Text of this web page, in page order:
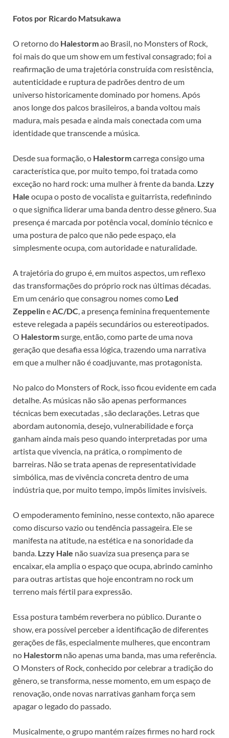
Fotos por Ricardo Matsukawa
O retorno do Halestormao Brasil, no Monsters of Rock,
foi mais do que um show em um festival consagrado; foi a
reafirmação de uma trajetória construída com resistência,
autenticidade e ruptura de padrões dentro de um
universo historicamente dominado por homens. Após
anos longe dos palcos brasileiros, a banda voltou mais
madura, mais pesada e ainda mais conectada com uma
identidade que transcende a música.
Desde sua formação, o Halestormcarrega consigo uma
característica que, por muito tempo, foi tratada como
exceção no hard rock: uma mulher à frente da banda. Lzzy
Hale ocupa o posto de vocalista e guitarrista, redefinindo
o que significa liderar uma banda dentro desse gênero. Sua
presença é marcada por potência vocal, domínio técnico e
uma postura de palco que não pede espaço, ela
simplesmente ocupa, com autoridade e naturalidade.
A trajetória do grupo é, em muitos aspectos, um reflexo
das transformações do próprio rock nas últimas décadas.
Em um cenário que consagrou nomes como Led
Zeppeline AC/DC , a presença feminina frequentemente
esteve relegada a papéis secundários ou estereotipados.
O Halestormsurge, então, como parte de uma nova
geração que desafia essa lógica, trazendo uma narrativa
em que a mulher não é coadjuvante, mas protagonista.
No palco do Monsters of Rock, isso ficou evidente em cada
detalhe. As músicas não são apenas performances
técnicas bem executadas , são declarações. Letras que
abordam autonomia, desejo, vulnerabilidade e força
ganham ainda mais peso quando interpretadas por uma
artista que vivencia, na prática, o rompimento de
barreiras. Não se trata apenas de representatividade
simbólica, mas de vivência concreta dentro de uma
indústria que, por muito tempo, impôs limites invisíveis.
O empoderamento feminino, nesse contexto, não aparece
como discurso vazio ou tendência passageira. Ele se
manifesta na atitude, na estética e na sonoridade da
banda. Lzzy Hale não suaviza sua presença para se
encaixar, ela amplia o espaço que ocupa, abrindo caminho
para outras artistas que hoje encontram no rock um
terreno mais fértil para expressão.
Essa postura também reverbera no público. Durante o
show, era possível perceber a identificação de diferentes
gerações de fãs, especialmente mulheres, que encontram
no Halestorm não apenas uma banda, mas uma referência.
O Monsters of Rock, conhecido por celebrar a tradição do
gênero, se transforma, nesse momento, em um espaço de
renovação, onde novas narrativas ganham força sem
apagar o legado do passado.
Musicalmente, o grupo mantém raízes firmes no hard rock